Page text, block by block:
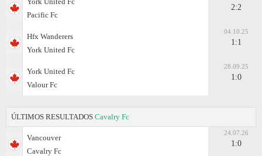
Pacific Fc
2:2
Hfx Wanderers
York United Fc
04.10.25
1:1
York United Fc
Valour Fc
28.09.25
1:0
ÚLTIMOS RESULTADOS Cavalry Fc
Vancouver
Cavalry Fc
24.07.26
1:0